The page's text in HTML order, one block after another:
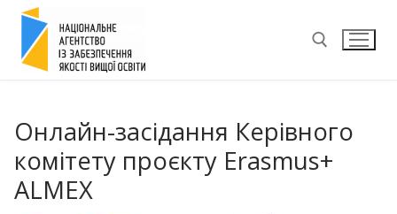
Перейти
вмісту
Онлайн-засідання Керівного
комітету проєкту Erasmus+
ALMEX